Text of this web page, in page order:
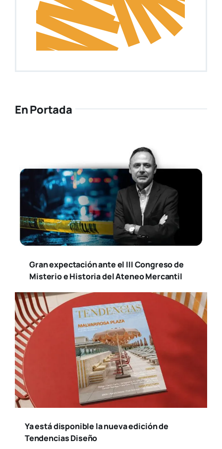
En Portada
Gran expectación ante el III Congreso de
Misterio e Historia del Ateneo Mercantil
Ya está disponible la nueva edición de
Tendencias Diseño